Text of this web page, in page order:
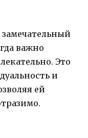
замечательный
важно
Это
и
ей